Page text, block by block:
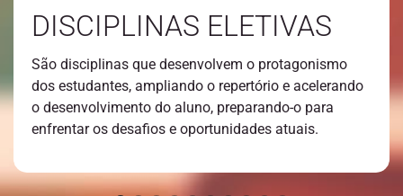
DISCIPLINAS ELETIVAS
São disciplinas que desenvolvem o protagonismo
dos estudantes, ampliando o repertório e acelerando
o desenvolvimento do aluno, preparando-o para
enfrentar os desafios e oportunidades atuais.